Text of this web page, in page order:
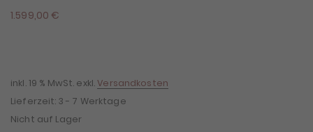
1.599,00 €
inkl. 19 % MwSt. exkl.Versandkosten
Lieferzeit: 3 - 7 Werktage
Nicht auf Lager